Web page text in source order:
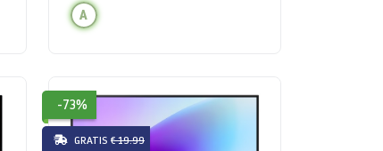
A
-73%
GRATIS € 19.99